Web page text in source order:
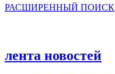
РАСШИРЕННЫЙ ПОИСК
лента новостей